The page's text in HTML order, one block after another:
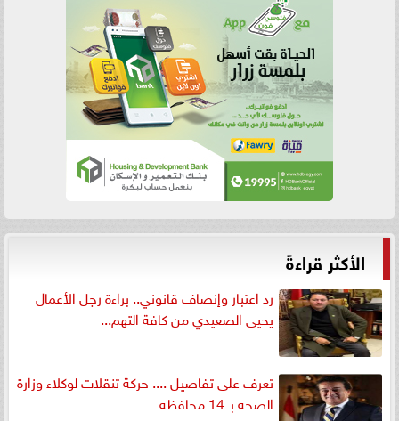
الأكثر قراءةً
رد اعتبار وإنصاف قانوني.. براءة رجل الأعمال
يحيى الصعيدي من كافة التهم...
تعرف على تفاصيل .... حركة تنقلات لوكلاء وزارة
الصحه بـ 14 محافظه